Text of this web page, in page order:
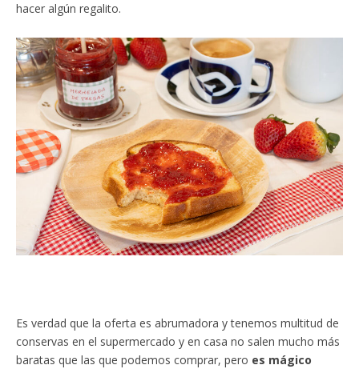
hacer algún regalito.
Es verdad que la oferta es abrumadora y tenemos multitud de
conservas en el supermercado y en casa no salen mucho más
baratas que las que podemos comprar, pero es mágico